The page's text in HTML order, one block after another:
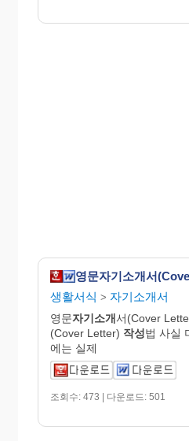
영문자기소개서
생활서식 > 자기소개서
영문자기소개서(Cover
(Cover Letter) 작성법 사실
에는 실제
조회수: 473 | 다운로드: 501